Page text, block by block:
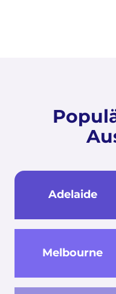
Adelaide
Melbourne